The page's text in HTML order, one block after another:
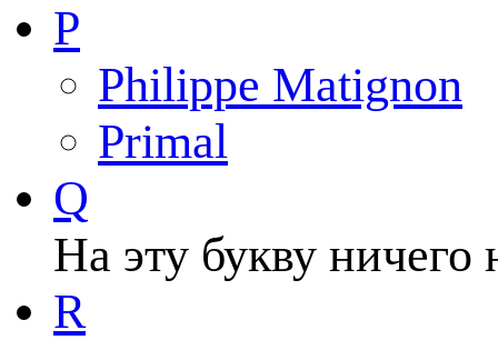
P
Philippe Matignon
Primal
Q
На эту букву ничего
R